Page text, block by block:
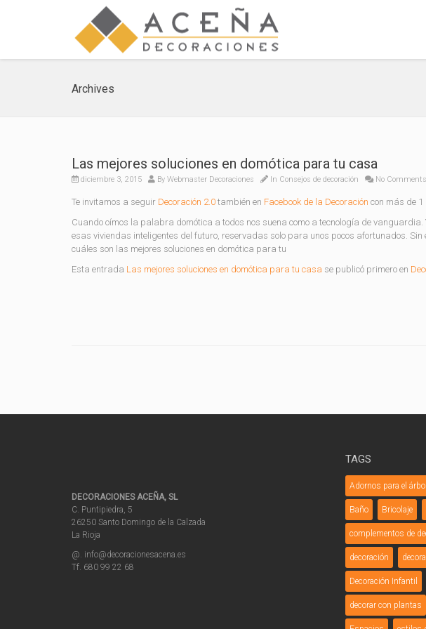
Archives
Las mejores soluciones en domótica para tu casa
diciembre 3, 2015 By Webmaster Decoraciones In Consejos de decoración No Comments
Te invitamos a seguir Decoración 2.0 también en Facebook de la Decoración con más de
Cuando oímos la palabra domótica a todos nos suena como a tecnología de
esas viviendas inteligentes del futuro, reservadas solo para unos pocos afortunados.
cuáles son las mejores soluciones en domótica para tu
Esta entrada Las mejores soluciones en domótica para tu casa se publicó primero en
DECORACIONES ACEÑA, SL
C. Puntipiedra, 5
26250 Santo Domingo de la Calzada
La Rioja
@. info@decoracionesacena.es
Tf. 680 99 22 68
TAGS
Adornos para el
Baño Bricolaje
complementos de
decoración
Decoración Infantil
decorar con plantas